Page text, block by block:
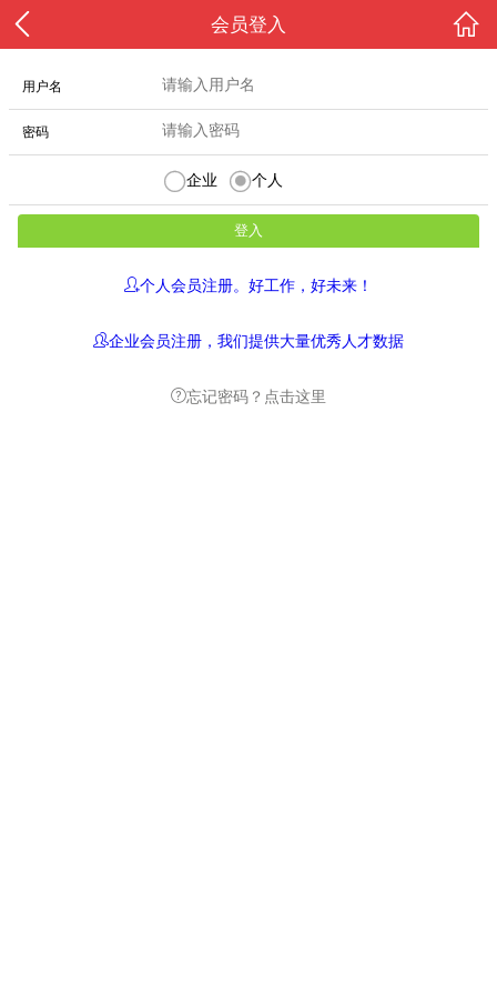
会员登入
用户名
密码
企业 个人
个人会员注册。好工作，好未来！
企业会员注册，我们提供大量优秀人才数据
忘记密码？点击这里